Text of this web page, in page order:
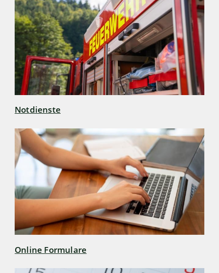
Notdienste
Online Formulare